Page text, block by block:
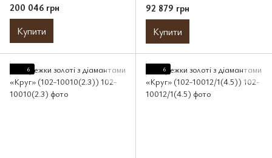
200 046 грн
Купити
92 879 грн
Купити
6 6